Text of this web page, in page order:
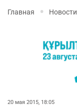
Главная Новости
20 мая 2015, 18:05